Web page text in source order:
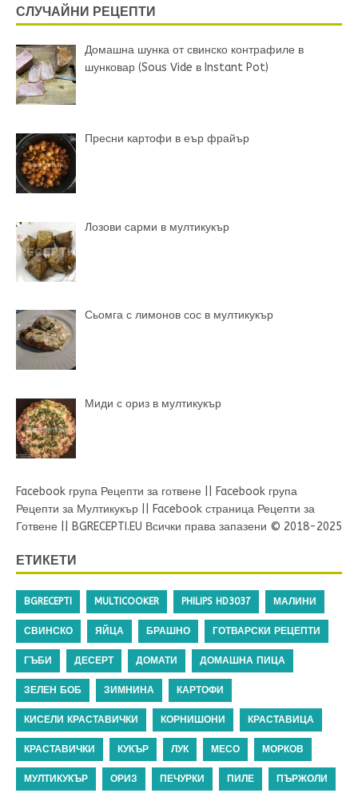
СЛУЧАЙНИ РЕЦЕПТИ
Домашна шунка от свинско контрафиле в
шунковар (Sous Vide в Instant Pot)
Пресни картофи в еър фрайър
Лозови сарми в мултикукър
Сьомга с лимонов сос в мултикукър
Миди с ориз в мултикукър
Facebook група Рецепти за готвене
Facebook група
Рецепти за Мултикукър
Facebook страница Рецепти за
Готвене
BGRECEPTI.EU Всички права запазени © 2018-2025
ЕТИКЕТИ
BGRECEPTI MULTICOOKER PHILIPS HD3037 МАЛИНИ
СВИНСКО ЯЙЦА БРАШНО ГОТВАРСКИ РЕЦЕПТИ
ГЪБИ ДЕСЕРТ ДОМАТИ ДОМАШНА ПИЦА
ЗЕЛЕН БОБ ЗИМНИНА КАРТОФИ
КИСЕЛИ КРАСТАВИЧКИ КОРНИШОНИ КРАСТАВИЦА
КРАСТАВИЧКИ КУКЪР ЛУК МЕСО МОРКОВ
МУЛТИКУКЪР ОРИЗ ПЕЧУРКИ ПИЛЕ ПЪРЖОЛИ